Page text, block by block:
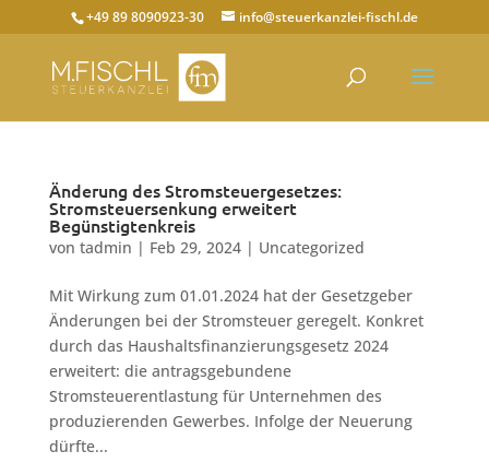
+49 89 8090923-30 info@steuerkanzlei-fischl.de
Änderung des Stromsteuergesetzes:
Stromsteuersenkung erweitert
Begünstigtenkreis
von tadmin | Feb 29, 2024| Uncategorized
Mit Wirkung zum 01.01.2024 hat der Gesetzgeber
Änderungen bei der Stromsteuer geregelt. Konkret
durch das Haushaltsfinanzierungsgesetz 2024
erweitert: die antragsgebundene
Stromsteuerentlastung für Unternehmen des
produzierenden Gewerbes. Infolge der Neuerung
dürfte...